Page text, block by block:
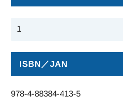
ISBN／JAN
978-4-88384-413-5